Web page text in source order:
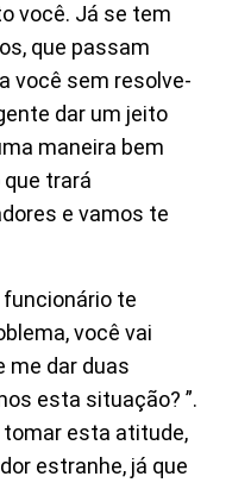
você. Já se tem
que passam
você sem resolve-
dar um jeito
maneira bem
trará
e vamos te
te
você vai
me dar duas
esta situação? ”.
tomar esta atitude,
estranhe, já que